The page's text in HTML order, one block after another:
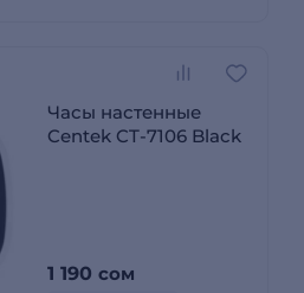
Часы настенные
Centek CT-7106 Black
1 190 сом